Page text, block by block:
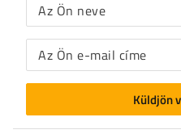
Az Ön neve
Az Ön e-mail címe
Küldjön